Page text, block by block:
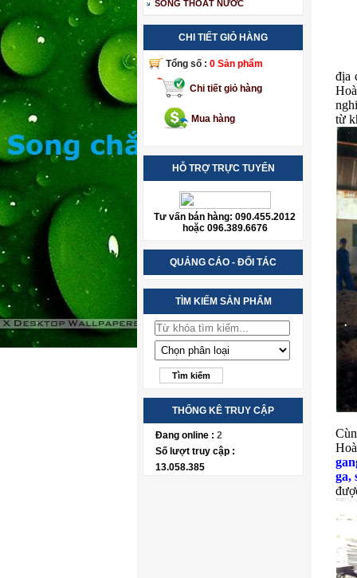
SONG THOÁT NƯỚC
CHI TIẾT GIỎ HÀNG
Tổng số : 0 Sản phẩm
Chi tiết giỏ hàng
Mua hàng
HỖ TRỢ TRỰC TUYẾN
Tư vấn bán hàng: 090.455.2012
hoặc 096.389.6676
QUẢNG CÁO - ĐỐI TÁC
TÌM KIẾM SẢN PHẨM
THỐNG KÊ TRUY CẬP
Đang online : 2
Số lượt truy cập :
13.058.385
địa
từ
ga,